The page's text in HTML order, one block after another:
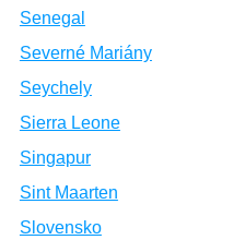
Senegal
Severné Mariány
Seychely
Sierra Leone
Singapur
Sint Maarten
Slovensko